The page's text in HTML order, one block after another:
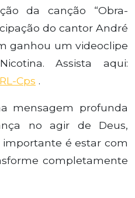
da canção “Obra-
do cantor André
ganhou um videoclipe
Assista aqui:
Cps .
mensagem profunda
no agir de Deus,
é estar com
completamente